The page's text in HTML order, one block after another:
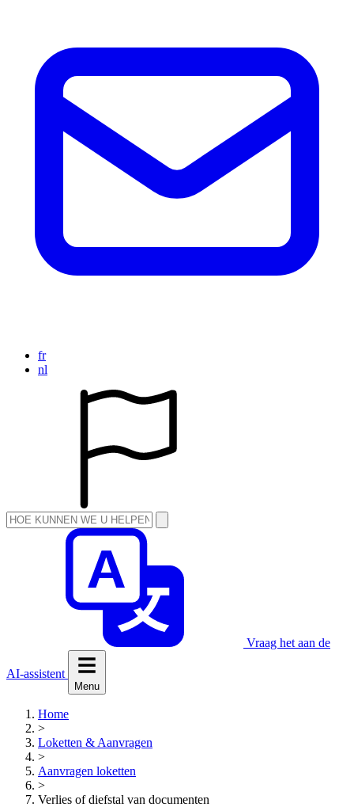
fr
nl
Vraag het aan de
AI-assistent
Menu
Home
>
Loketten & Aanvragen
>
Aanvragen loketten
>
Verlies of diefstal van documenten